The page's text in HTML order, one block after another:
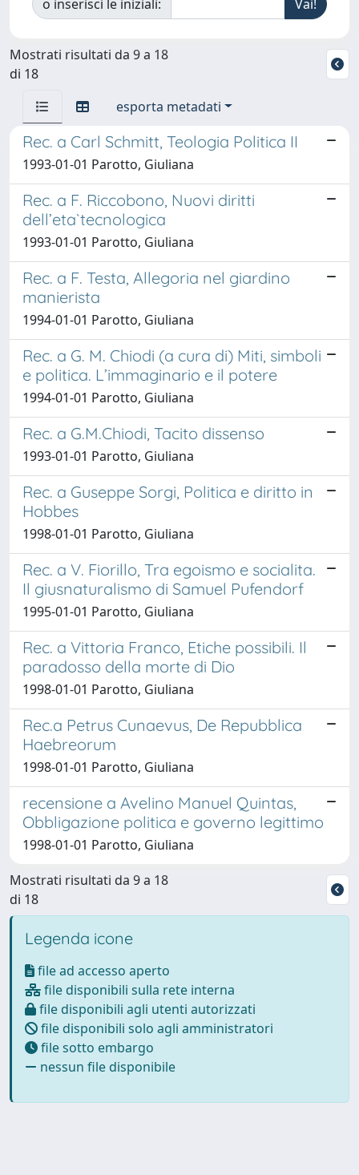
o inserisci le iniziali:
Mostrati risultati da 9 a 18
di 18
esporta metadati
Rec. a Carl Schmitt, Teologia Politica II
1993-01-01 Parotto, Giuliana
Rec. a F. Riccobono, Nuovi diritti
dell’eta`tecnologica
1993-01-01 Parotto, Giuliana
Rec. a F. Testa, Allegoria nel giardino
manierista
1994-01-01 Parotto, Giuliana
Rec. a G. M. Chiodi (a cura di) Miti, simboli
e politica. L’immaginario e il potere
1994-01-01 Parotto, Giuliana
Rec. a G.M.Chiodi, Tacito dissenso
1993-01-01 Parotto, Giuliana
Rec. a Guseppe Sorgi, Politica e diritto in
Hobbes
1998-01-01 Parotto, Giuliana
Rec. a V. Fiorillo, Tra egoismo e socialita.
Il giusnaturalismo di Samuel Pufendorf
1995-01-01 Parotto, Giuliana
Rec. a Vittoria Franco, Etiche possibili. Il
paradosso della morte di Dio
1998-01-01 Parotto, Giuliana
Rec.a Petrus Cunaevus, De Repubblica
Haebreorum
1998-01-01 Parotto, Giuliana
recensione a Avelino Manuel Quintas,
Obbligazione politica e governo legittimo
1998-01-01 Parotto, Giuliana
Mostrati risultati da 9 a 18
di 18
Legenda icone
file ad accesso aperto
file disponibili sulla rete interna
file disponibili agli utenti autorizzati
file disponibili solo agli amministratori
file sotto embargo
nessun file disponibile